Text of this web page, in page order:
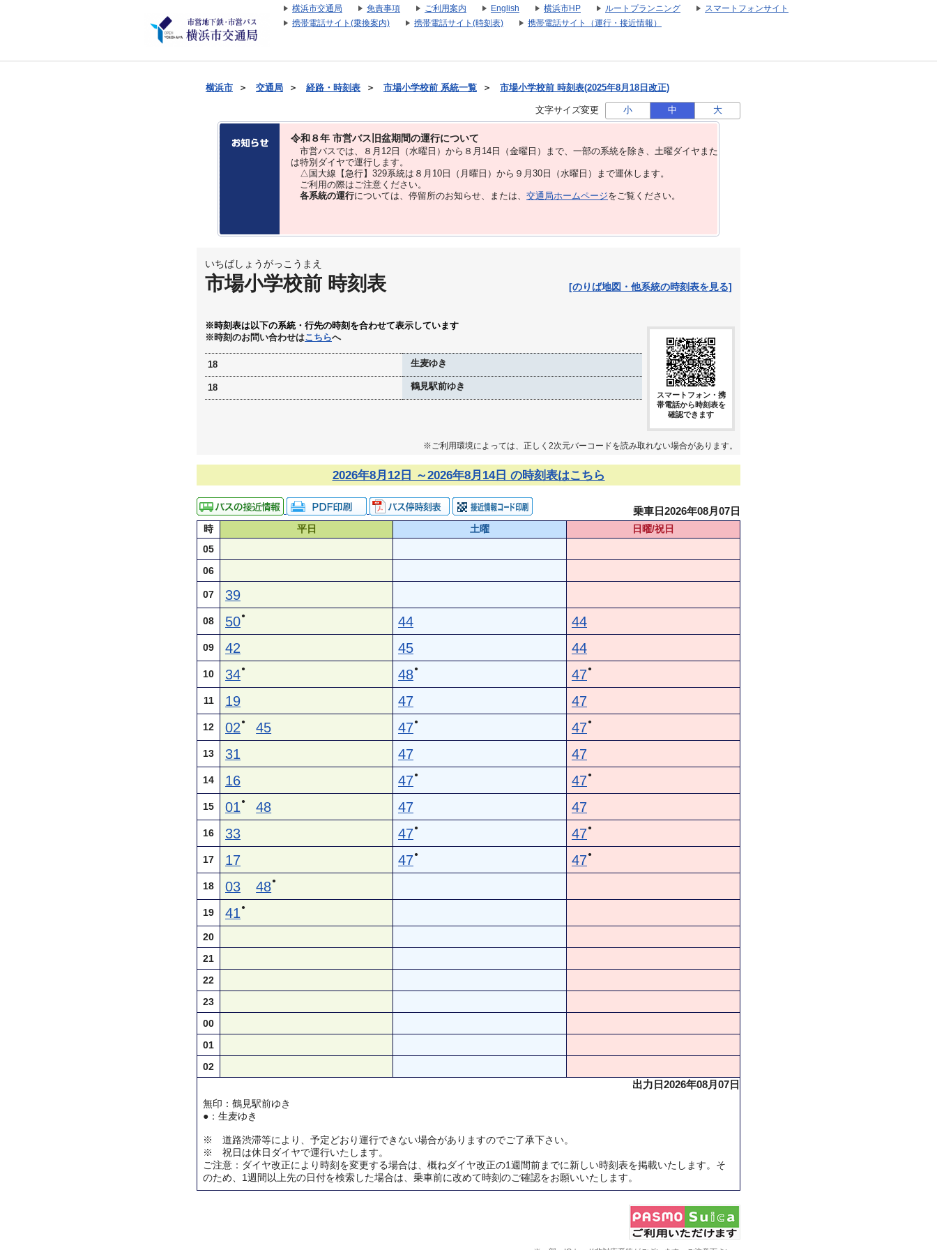
横浜市交通局 免責事項 ご利用案内 English 横浜市HP ルートプランニング
スマートフォンサイト
携帯電話サイト(乗換案内)
携帯電話サイト(時刻表) 携帯電話サイト（運行・接近情報）
横浜市 ＞ 交通局 ＞ 経路・時刻表 ＞ 市場小学校前 系統一覧 ＞ 市場小学校前 時刻表(2025年8月18日改正)
文字サイズ変更 小 中 大
令和８年 市営バス旧盆期間の運行について
市営バスでは、８⽉12⽇（水曜日）から８⽉14⽇（金曜日）まで、⼀部の系統を除き、⼟曜ダイヤまた
は特別ダイヤで運⾏します。
△国大線【急行】329系統は８月10日（月曜日）から９月30日（水曜日）まで運休します。
ご利用の際はご注意ください。
各系統の運行については、停留所のお知らせ、または、 交通局ホームページをご覧ください。
いちばしょうがっこうまえ
市場小学校前 時刻表 [のりば地図・他系統の時刻表を見る]
※時刻表は以下の系統・行先の時刻を合わせて表示しています
※時刻のお問い合わせはこちらへ
18 生麦ゆき
18 鶴見駅前ゆき
スマートフォン・携
帯電話から時刻表を
確認できます
※ご利用環境によっては、正しく2次元バーコードを読み取れない場合があります。
2026年8月12日 ～2026年8月14日 の時刻表はこちら
乗車日2026年08月07日
時 平日 土曜
日曜/祝日
05
06
07 39
08 50● 44 44
09 42 45 44
10 34● 48● 47●
11 19 47 47
12 02 ● 45 47● 47●
13 31 47 47
14 16 47● 47●
15 01 ● 48 47 47
16 33 47● 47●
17 17 47● 47●
18 03 48●
19 41 ●
20
21
22
23
00
01
02
出力日2026年08月07日
無印：鶴見駅前ゆき
●：生麦ゆき
※ 道路渋滞等により、予定どおり運行できない場合がありますのでご了承下さい。
※ 祝日は休日ダイヤで運行いたします。
ご注意：ダイヤ改正により時刻を変更する場合は、概ねダイヤ改正の1週間前までに新しい時刻表を掲載いたします。そ
のため、1週間以上先の日付を検索した場合は、乗車前に改めて時刻のご確認をお願いいたします。